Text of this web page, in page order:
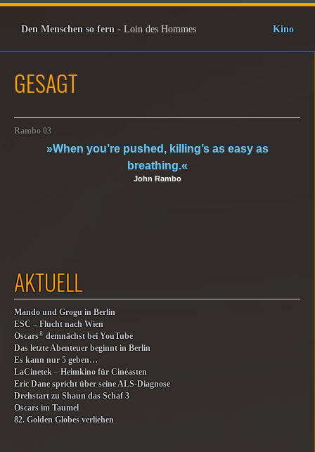
Den Menschen so fern - Loin des Hommes Kino
GESAGT
Rambo 03
»When you’re pushed, killing’s as easy as
breathing.«
John Rambo
AKTUELL
Mando und Grogu in Berlin
ESC – Flucht nach Wien
Oscars® demnächst bei YouTube
Das letzte Abenteuer beginnt in Berlin
Es kann nur 5 geben…
LaCinetek – Heimkino für Cinéasten
Eric Dane spricht über seine ALS-Diagnose
Drehstart zu Shaun das Schaf 3
Oscars im Taumel
82. Golden Globes verliehen